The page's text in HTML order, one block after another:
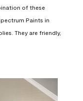
of these
Paints in
They are friendly,